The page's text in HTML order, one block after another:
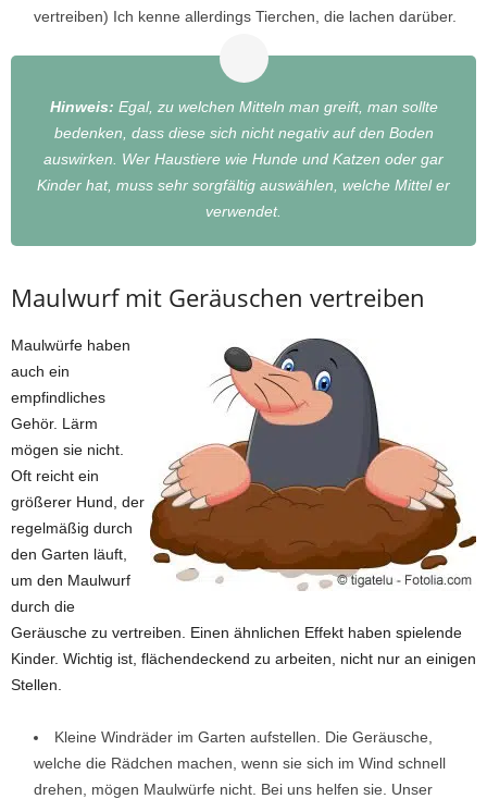
vertreiben) Ich kenne allerdings Tierchen, die lachen darüber.
Hinweis: Egal, zu welchen Mitteln man greift, man sollte
bedenken, dass diese sich nicht negativ auf den Boden
auswirken. Wer Haustiere wie Hunde und Katzen oder gar
Kinder hat, muss sehr sorgfältig auswählen, welche Mittel er
verwendet.
Maulwurf mit Geräuschen vertreiben
Maulwürfe haben
auch ein
empfindliches
Gehör. Lärm
mögen sie nicht.
Oft reicht ein
größerer Hund, der
regelmäßig durch
den Garten läuft,
um den Maulwurf
durch die
Geräusche zu vertreiben. Einen ähnlichen Effekt haben spielende
Kinder. Wichtig ist, flächendeckend zu arbeiten, nicht nur an einigen
Stellen.
Kleine Windräder im Garten aufstellen. Die Geräusche,
welche die Rädchen machen, wenn sie sich im Wind schnell
drehen, mögen Maulwürfe nicht. Bei uns helfen sie. Unser